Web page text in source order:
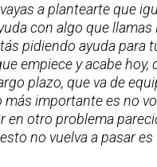
a plantearte que
con algo que llamas
pidiendo ayuda para
empiece y acabe hoy,
plazo, que va de
más importante es no
en otro problema
no vuelva a pasar es